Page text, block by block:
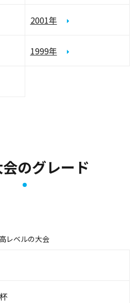
2001年
1999年
会のグレード
レベルの大会